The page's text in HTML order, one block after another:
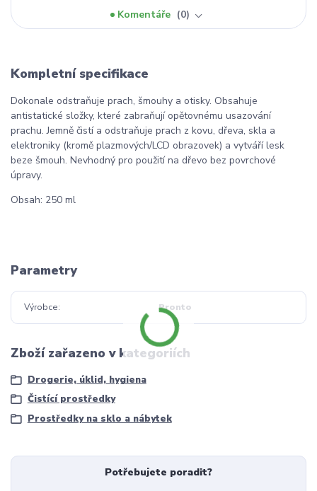
Komentáře
0
Kompletní specifikace
Dokonale odstraňuje prach, šmouhy a otisky. Obsahuje
antistatické složky, které zabraňují opětovnému usazování
prachu. Jemně čistí a odstraňuje prach z kovu, dřeva, skla a
elektroniky (kromě plazmových/LCD obrazovek) a vytváří lesk
beze šmouh. Nevhodný pro použití na dřevo bez povrchové
úpravy.
Obsah: 250 ml
Parametry
Výrobce Pronto
Zboží zařazeno v kategoriích
Drogerie, úklid, hygiena
Čistící prostředky
Prostředky na sklo a nábytek
Potřebujete poradit?